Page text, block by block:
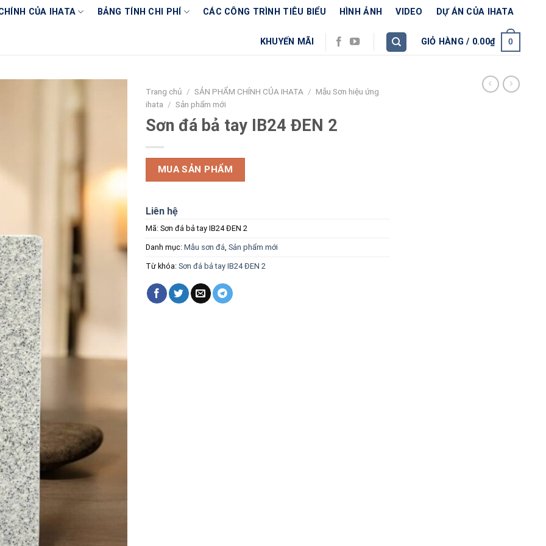
CỦA IHATA BẢNG TÍNH CHI PHÍ CÁC CÔNG TRÌNH TIÊU BIỂU HÌNH ẢNH VIDEO DỰ ÁN CỦA IHATA
KHUYẾN MÃI GIỎ HÀNG / 0.00₫ 0
Trang chủ / SẢN PHẨM CHÍNH CỦA IHATA / Mẫu Sơn hiệu ứng
ihata / Sản phẩm mới
Sơn đá bả tay IB24 ĐEN 2
MUA SẢN PHẨM
Liên hệ
Mã: Sơn đá bả tay IB24 ĐEN 2
Danh mục: Mẫu sơn đá, Sản phẩm mới
Từ khóa: Sơn đá bả tay IB24 ĐEN 2